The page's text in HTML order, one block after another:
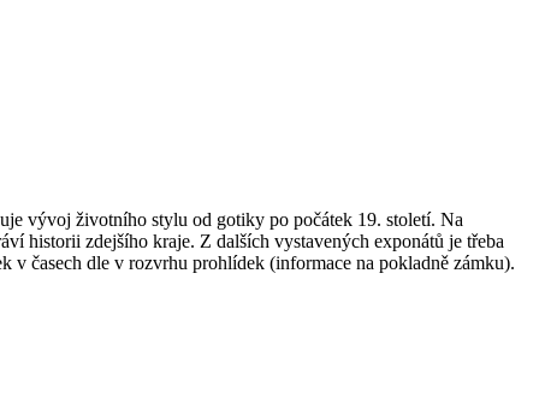
vývoj životního stylu od gotiky po počátek 19. století. Na
historii zdejšího kraje. Z dalších vystavených exponátů je třeba
časech dle v rozvrhu prohlídek (informace na pokladně zámku).